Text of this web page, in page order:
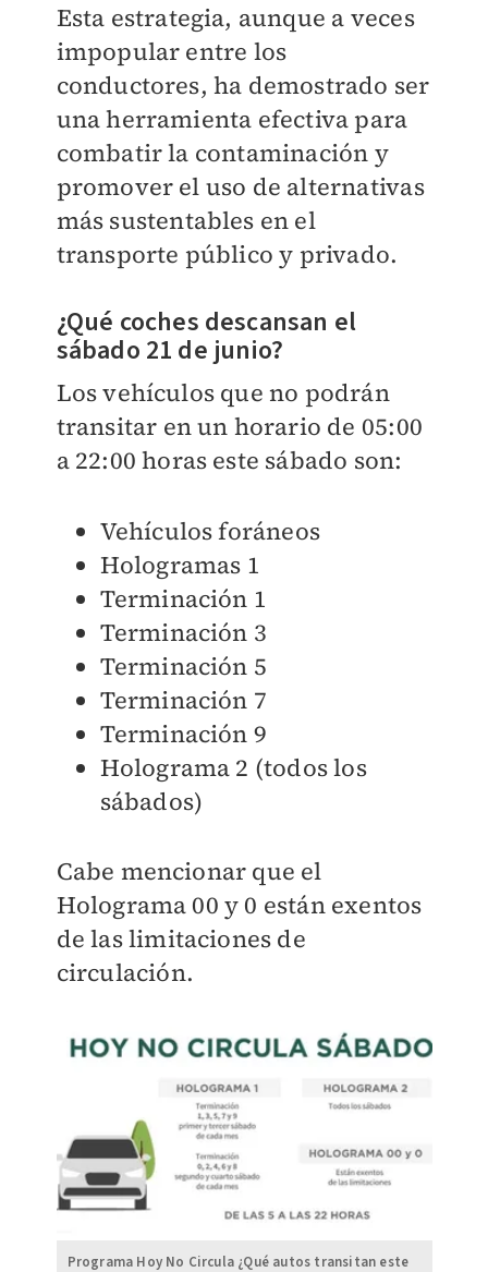
Esta estrategia, aunque a veces
impopular entre los
conductores, ha demostrado ser
una herramienta efectiva para
combatir la contaminación y
promover el uso de alternativas
más sustentables en el
transporte público y privado.
¿Qué coches descansan el
sábado 21 de junio?
Los vehículos que no podrán
transitar en un horario de 05:00
a 22:00 horas este sábado son:
Vehículos foráneos
Hologramas 1
Terminación 1
Terminación 3
Terminación 5
Terminación 7
Terminación 9
Holograma 2 (todos los
sábados)
Cabe mencionar que el
Holograma 00 y 0 están exentos
de las limitaciones de
circulación.
Programa Hoy No Circula ¿Qué autos transitan este